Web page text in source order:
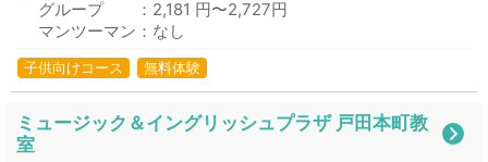
グループ ：2,181 円〜2,727円
マンツーマン：なし
子供向けコース 無料体験
ミュージック＆イングリッシュプラザ 戸田本町教
室